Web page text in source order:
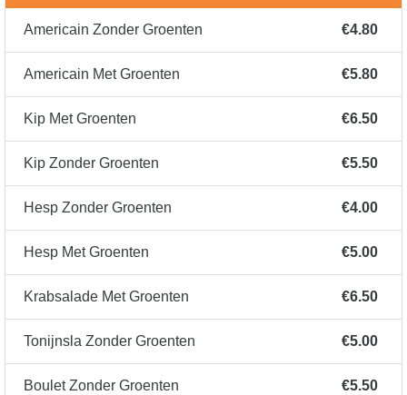
Americain Zonder Groenten €4.80
Americain Met Groenten €5.80
Kip Met Groenten €6.50
Kip Zonder Groenten €5.50
Hesp Zonder Groenten €4.00
Hesp Met Groenten €5.00
Krabsalade Met Groenten €6.50
Tonijnsla Zonder Groenten €5.00
Boulet Zonder Groenten €5.50